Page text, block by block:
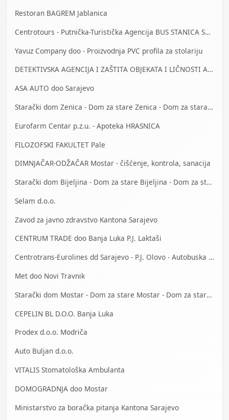
Restoran BAGREM Jablanica
Centrotours - Putnička-Turistička Agencija BUS STANICA Sarajevo
Yavuz Company doo - Proizvodnja PVC profila za stolariju
DETEKTIVSKA AGENCIJA I ZAŠTITA OBJEKATA I LIČNOSTI ALFA DM Travnik
ASA AUTO doo Sarajevo
Starački dom Zenica - Dom za stare Zenica - Dom za stara lica Zenica
Eurofarm Centar p.z.u. - Apoteka HRASNICA
FILOZOFSKI FAKULTET Pale
DIMNJAČAR-ODŽAČAR Mostar - čišćenje, kontrola, sanacija
Starački dom Bijeljina - Dom za stare Bijeljina - Dom za stara lica Bijeljina
Selam d.o.o.
Zavod za javno zdravstvo Kantona Sarajevo
CENTRUM TRADE doo Banja Luka P.J. Laktaši
Centrotrans-Eurolines dd Sarajevo - P.J. Olovo - Autobuska stanica
Met doo Novi Travnik
Starački dom Mostar - Dom za stare Mostar - Dom za stara lica Mostar
CEPELIN BL D.O.O. Banja Luka
Prodex d.o.o. Modriča
Auto Buljan d.o.o.
VITALIS Stomatološka Ambulanta
DOMOGRADNJA doo Mostar
Ministarstvo za boračka pitanja Kantona Sarajevo